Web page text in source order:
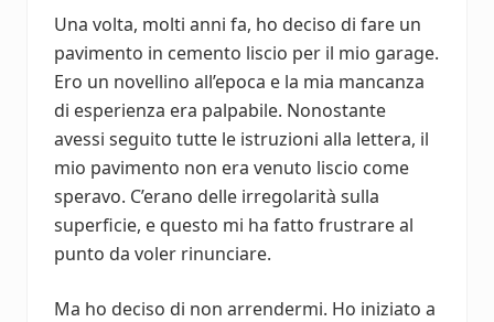
Una volta, molti anni fa, ho deciso di fare un
pavimento in cemento liscio per il mio garage.
Ero un novellino all’epoca e la mia mancanza
di esperienza era palpabile. Nonostante
avessi seguito tutte le istruzioni alla lettera, il
mio pavimento non era venuto liscio come
speravo. C’erano delle irregolarità sulla
superficie, e questo mi ha fatto frustrare al
punto da voler rinunciare.
Ma ho deciso di non arrendermi. Ho iniziato a